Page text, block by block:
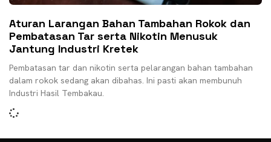
Aturan Larangan Bahan Tambahan Rokok dan
Pembatasan Tar serta Nikotin Menusuk
Jantung Industri Kretek
Pembatasan tar dan nikotin serta pelarangan bahan tambahan
dalam rokok sedang akan dibahas. Ini pasti akan membunuh
Industri Hasil Tembakau.